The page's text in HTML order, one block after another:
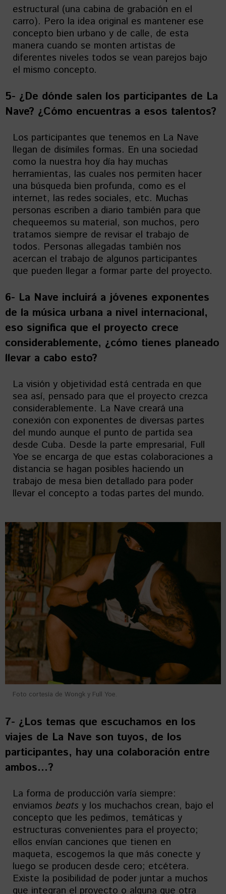
estructural (una cabina de grabación en el
carro). Pero la idea original es mantener ese
concepto bien urbano y de calle, de esta
manera cuando se monten artistas de
diferentes niveles todos se vean parejos bajo
el mismo concepto.
5- ¿De dónde salen los participantes de La
Nave? ¿Cómo encuentras a esos talentos?
Los participantes que tenemos en La Nave
llegan de disímiles formas. En una sociedad
como la nuestra hoy día hay muchas
herramientas, las cuales nos permiten hacer
una búsqueda bien profunda, como es el
internet, las redes sociales, etc. Muchas
personas escriben a diario también para que
chequeemos su material, son muchos, pero
tratamos siempre de revisar el trabajo de
todos. Personas allegadas también nos
acercan el trabajo de algunos participantes
que pueden llegar a formar parte del proyecto.
6- La Nave incluirá a jóvenes exponentes
de la música urbana a nivel internacional,
eso significa que el proyecto crece
considerablemente, ¿cómo tienes planeado
llevar a cabo esto?
La visión y objetividad está centrada en que
sea así, pensado para que el proyecto crezca
considerablemente. La Nave creará una
conexión con exponentes de diversas partes
del mundo aunque el punto de partida sea
desde Cuba. Desde la parte empresarial, Full
Yoe se encarga de que estas colaboraciones a
distancia se hagan posibles haciendo un
trabajo de mesa bien detallado para poder
llevar el concepto a todas partes del mundo.
Foto cortesía de Wongk y Full Yoe.
7- ¿Los temas que escuchamos en los
viajes de La Nave son tuyos, de los
participantes, hay una colaboración entre
ambos…?
La forma de producción varía siempre:
enviamos beats y los muchachos crean, bajo el
concepto que les pedimos, temáticas y
estructuras convenientes para el proyecto;
ellos envían canciones que tienen en
maqueta, escogemos la que más conecte y
luego se producen desde cero; etcétera.
Existe la posibilidad de poder juntar a muchos
que integran el proyecto o alguna que otra